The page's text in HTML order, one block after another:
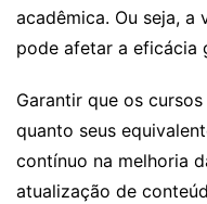
acadêmica. Ou seja, a
pode afetar a eficácia
Garantir que os
quanto seus
contínuo na melhoria
atualização de